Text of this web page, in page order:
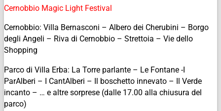
Cernobbio Magic Light Festival
Cernobbio: Villa Bernasconi – Albero dei Cherubini – Borgo
degli Angeli – Riva di Cernobbio – Strettoia – Vie dello
Shopping
Parco di Villa Erba: La Torre parlante – Le Fontane -I
ParAlberi – I CantAlberi – Il boschetto innevato – Il Verde
incanto – … e altre sorprese (dalle 17.00 alla chiusura del
parco)